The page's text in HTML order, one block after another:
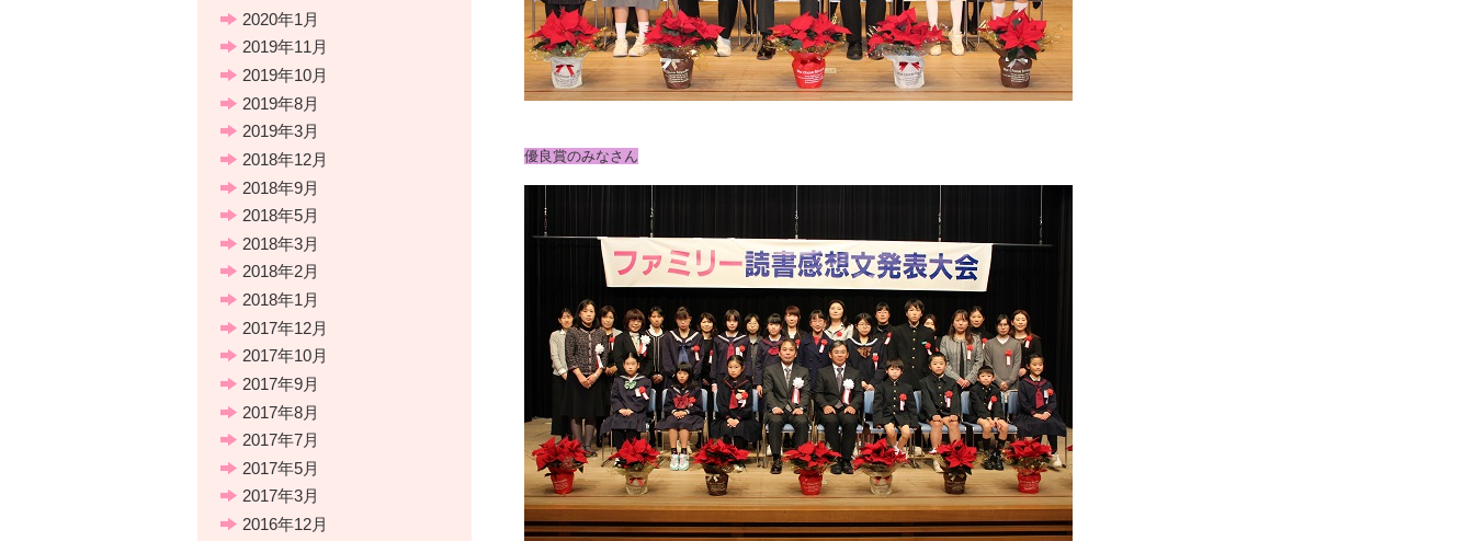
優良賞のみなさん
2020年1月
2019年11月
2019年10月
2019年8月
2019年3月
2018年12月
2018年9月
2018年5月
2018年3月
2018年2月
2018年1月
2017年12月
2017年10月
2017年9月
2017年8月
2017年7月
2017年5月
2017年3月
2016年12月